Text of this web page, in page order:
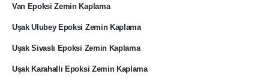
Van Epoksi Zemin Kaplama
Uşak Ulubey Epoksi Zemin Kaplama
Uşak Sivaslı Epoksi Zemin Kaplama
Uşak Karahallı Epoksi Zemin Kaplama